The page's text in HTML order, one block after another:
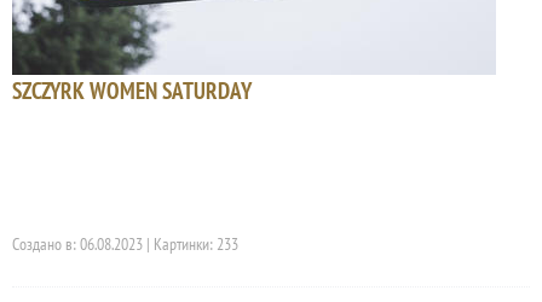
SZCZYRK WOMEN SATURDAY
Создано в: 06.08.2023 | Картинки: 233